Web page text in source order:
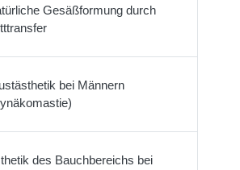
Gesäßformung durch
bei Männern
des Bauchbereichs bei